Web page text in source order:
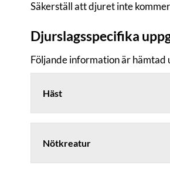
Säkerställ att djuret inte
Djurslagsspecifika
Följande information är
Häst
Nötkreatur